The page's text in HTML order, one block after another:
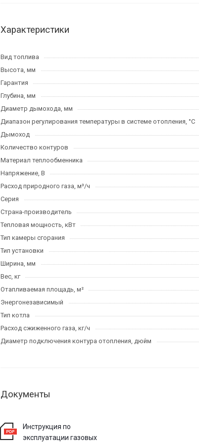
Характеристики
Вид топлива
Высота, мм
Гарантия
Глубина, мм
Диаметр дымохода, мм
Диапазон регулирования температуры в системе отопления, °C
Дымоход
Количество контуров
Материал теплообменника
Напряжение, В
Расход природного газа, м³/ч
Серия
Страна-производитель
Тепловая мощность, кВт
Тип камеры сгорания
Тип установки
Ширина, мм
Вес, кг
Отапливаемая площадь, м²
Энергонезависимый
Тип котла
Расход сжиженного газа, кг/ч
Диаметр подключения контура отопления, дюйм
Документы
Инструкция по
эксплуатации газовых